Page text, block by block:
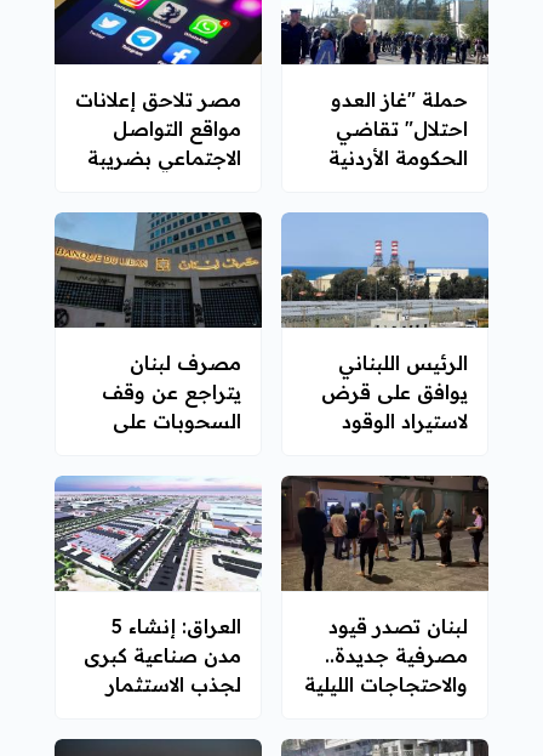
حملة "غاز العدو
احتلال" تقاضي
الحكومة الأردنية
مصر تلاحق إعلانات
مواقع التواصل
الاجتماعي بضريبة
الرئيس اللبناني
يوافق على قرض
لاستيراد الوقود
الكهرباء
مصرف لبنان
يتراجع عن وقف
السحوبات على
لبنان تصدر قيود
مصرفية جديدة..
والاحتجاجات الليلية
للقرار
العراق: إنشاء 5
مدن صناعية كبرى
لجذب الاستثمار